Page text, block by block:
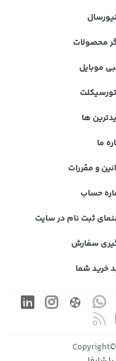
محصولات
موبایل
ها
ما
و مقررات
حساب
ثبت نام در سایت
سفارش
خرید شما